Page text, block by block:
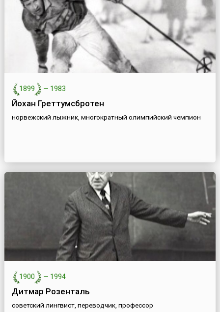
1899 — 1983
Йохан Греттумсбротен
норвежский лыжник, многократный олимпийский чемпион
1900 — 1994
Дитмар Розенталь
советский лингвист, переводчик, профессор